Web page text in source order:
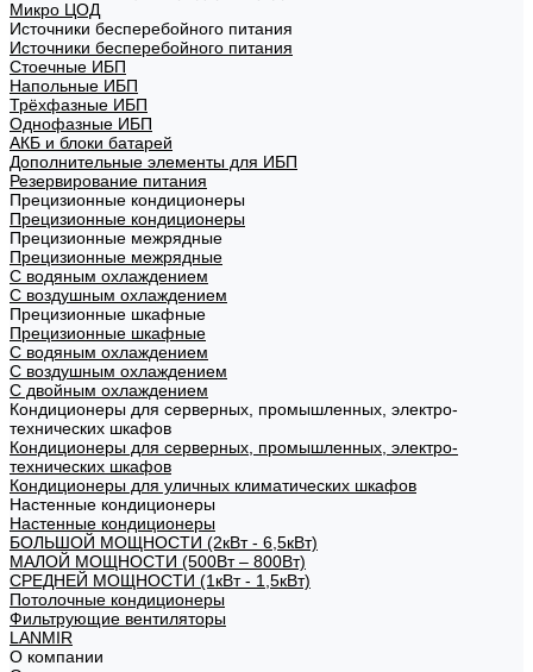
Микро ЦОД
Источники бесперебойного питания
Источники бесперебойного питания
Стоечные ИБП
Напольные ИБП
Трёхфазные ИБП
Однофазные ИБП
АКБ и блоки батарей
Дополнительные элементы для ИБП
Резервирование питания
Прецизионные кондиционеры
Прецизионные кондиционеры
Прецизионные межрядные
Прецизионные межрядные
С водяным охлаждением
С воздушным охлаждением
Прецизионные шкафные
Прецизионные шкафные
С водяным охлаждением
С воздушным охлаждением
С двойным охлаждением
Кондиционеры для серверных, промышленных, электро-
технических шкафов
Кондиционеры для серверных, промышленных, электро-
технических шкафов
Кондиционеры для уличных климатических шкафов
Настенные кондиционеры
Настенные кондиционеры
БОЛЬШОЙ МОЩНОСТИ (2кВт - 6,5кВт)
МАЛОЙ МОЩНОСТИ (500Вт – 800Вт)
СРЕДНЕЙ МОЩНОСТИ (1кВт - 1,5кВт)
Потолочные кондиционеры
Фильтрующие вентиляторы
LANMIR
О компании